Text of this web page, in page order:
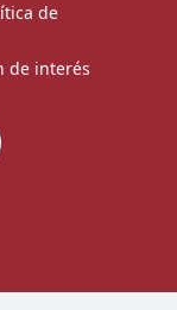
de
de interés